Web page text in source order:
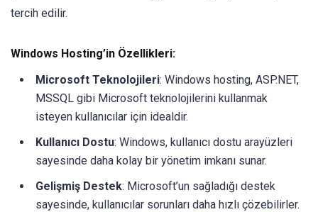
tercih edilir.
Windows Hosting’in Özellikleri:
Microsoft Teknolojileri: Windows hosting, ASP.NET,
MSSQL gibi Microsoft teknolojilerini kullanmak
isteyen kullanıcılar için idealdir.
Kullanıcı Dostu: Windows, kullanıcı dostu arayüzleri
sayesinde daha kolay bir yönetim imkanı sunar.
Gelişmiş Destek: Microsoft’un sağladığı destek
sayesinde, kullanıcılar sorunları daha hızlı çözebilirler.